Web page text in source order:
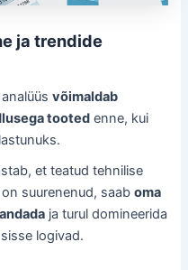
ja trendide
analüüsvõimaldab
tooted enne, kui
et teatud tehnilise
suurenenud, saaboma
ja turul domineerida
logivad.